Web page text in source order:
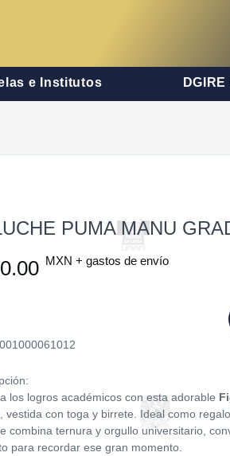
e Institutos DGIRE
PUMA MANU
MXN + gastos de envío
los logros académicos con esta adorable
, vestida con toga y birrete. Ideal como
combina ternura y orgullo universitario,
para recordar ese gran momento.